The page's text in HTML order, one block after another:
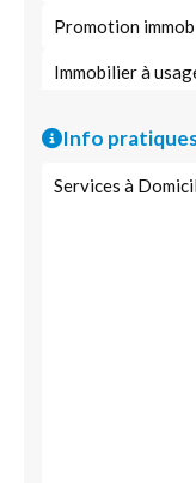
Promotion
Immobilier à
Info
Services à